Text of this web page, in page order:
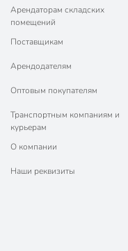
Арендаторам складских
помещений
Поставщикам
Арендодателям
Оптовым покупателям
Транспортным компаниям и
курьерам
О компании
Наши реквизиты